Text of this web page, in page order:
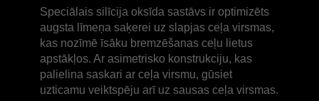
Speciālais silīcija oksīda sastāvs ir optimizēts
augsta līmeņa saķerei uz slapjas ceļa virsmas,
kas nozīmē īsāku bremzēšanas ceļu lietus
apstākļos. Ar asimetrisko konstrukciju, kas
palielina saskari ar ceļa virsmu, gūsiet
uzticamu veiktspēju arī uz sausas ceļa virsmas.